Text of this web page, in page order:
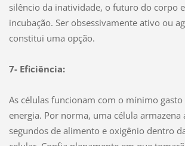
silêncio da inatividade, o futuro do corpo
incubação. Ser obsessivamente ativo ou
constitui uma opção.
7- Eficiência:
As células funcionam com o mínimo
energia. Por norma, uma célula armazena
segundos de alimento e oxigênio dentro